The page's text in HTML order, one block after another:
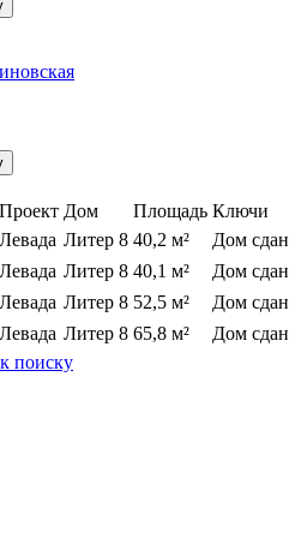
Проект Дом Площадь Ключи
Левада Литер 8 40,2 м² Дом сдан
Левада Литер 8 40,1 м² Дом сдан
Левада Литер 8 52,5 м² Дом сдан
Левада Литер 8 65,8 м² Дом сдан
поиску